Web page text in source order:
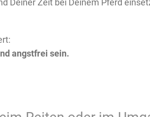
Deiner Zeit bei Deinem Pferd
angstfrei sein.